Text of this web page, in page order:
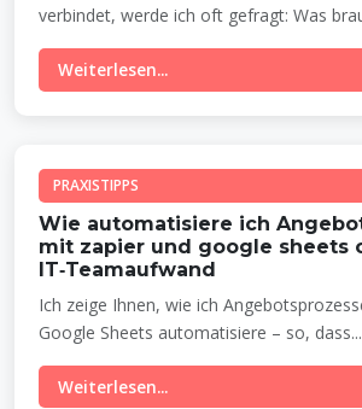
verbindet, werde ich oft gefragt: Was
Weiterlesen...
PRAXISTIPPS
Wie automatisiere ich
mit zapier und google sheets
IT‑Teamaufwand
Ich zeige Ihnen, wie ich
Google Sheets automatisiere – so, dass...
Weiterlesen...